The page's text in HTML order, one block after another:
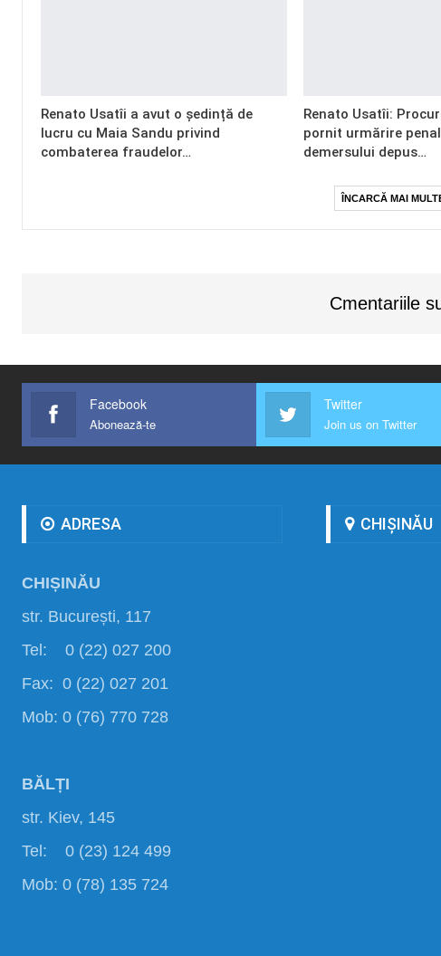
Renato Usatîi a avut o ședință de
lucru cu Maia Sandu privind
combaterea fraudelor…
Renato Usatîi:
pornit urmărire
demersului depus…
ÎNCARCĂ MAI
Cmentariile
Facebook
Abonează-te
Twitter
Join us on Twitter
ADRESA
CHIȘINĂU
str. București, 117
Tel: 0 (22) 027 200
Fax: 0 (22) 027 201
Mob: 0 (76) 770 728
BĂLȚI
str. Kiev, 145
Tel: 0 (23) 124 499
Mob: 0 (78) 135 724
CHIȘINĂU